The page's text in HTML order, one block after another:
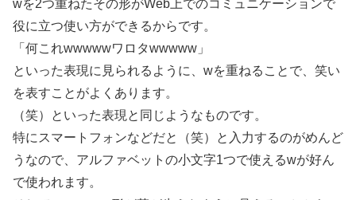
wを2つ重ねたその形がWeb上でのコミュニケーションで
役に立つ使い方ができるからです。
「何これwwwwwワロタwwwww」
といった表現に見られるように、wを重ねることで、笑い
を表すことがよくあります。
（笑）といった表現と同じようなものです。
特にスマートフォンなどだと（笑）と入力するのがめんど
うなので、アルファベットの小文字1つで使えるwが好ん
で使われます。